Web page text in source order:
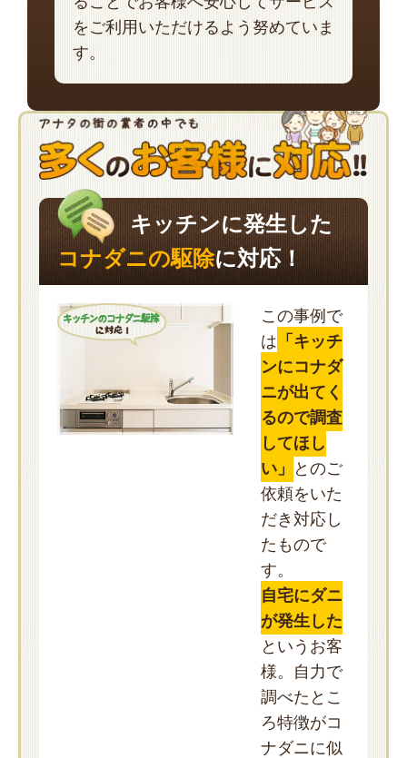
をご利用いただけるよう努めていま
す。
キッチンに発生した
コナダニの駆除に対応！
この事例で
は 「キッチ
ンにコナダ
ニが出てく
るので調査
してほし
い」
とのご
依頼をいた
だき対応し
たもので
す。
自宅にダニ
が発生した
というお客
様。自力で
調べたとこ
ろ特徴がコ
ナダニに似